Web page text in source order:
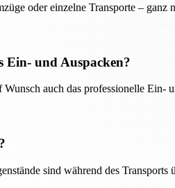
oder einzelne Transporte – ganz
Ein- und Auspacken?
auch das professionelle Ein-
sind während des Transports